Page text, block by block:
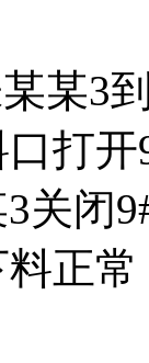
某3
打
关闭
正